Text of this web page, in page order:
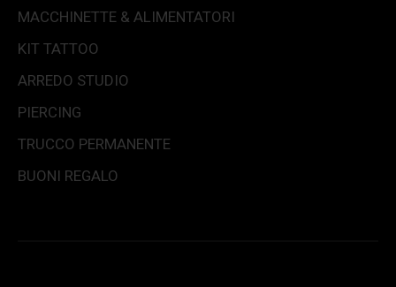
MACCHINETTE & ALIMENTATORI
KIT TATTOO
ARREDO STUDIO
PIERCING
TRUCCO PERMANENTE
BUONI REGALO